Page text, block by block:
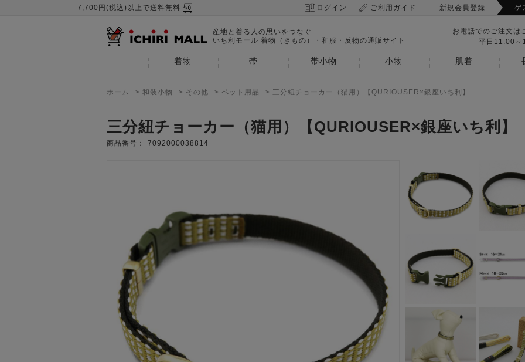
7,700円(税込)以上で送料無料 ログイン ご利用ガイド 新規会員登録 ゲ
産地と着る人の思いをつなぐ
いち利モール 着物（きもの）・和服・反物の通販サイト
お電話でのご注文は
平日11:00～
着物 帯 帯小物 小物 肌着
ホーム > 和装小物 > その他 > ペット用品 > 三分紐チョーカー（猫用）【QURIOUSER×銀座いち利】
三分紐チョーカー（猫用）【QURIOUSER×銀座いち利】
商品番号： 7092000038814